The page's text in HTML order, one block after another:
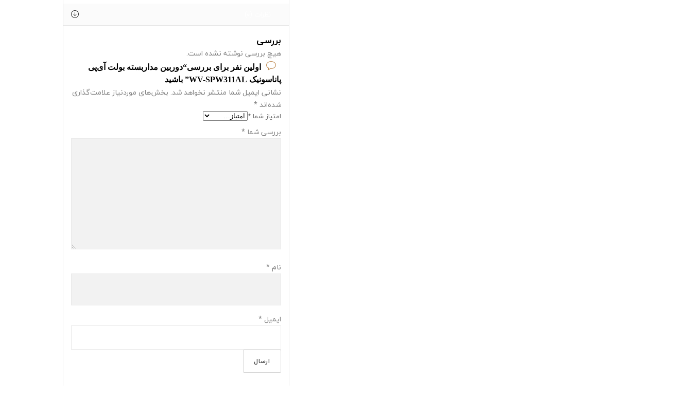
بررسی
هیچ بررسی نوشته نشده است.
اولین نفر برای بررسی“دوربین مداربسته بولت آی‌پی
پاناسونیک WV-SPW311AL” باشید
نشانی ایمیل شما منتشر نخواهد شد. بخش‌های موردنیاز علامت‌گذاری
شده‌اند*
امتیاز شما *
بررسی شما *
نام*
ایمیل *